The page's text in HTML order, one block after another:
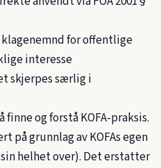
for offentlige
interesse
skjerpes særlig i
og forstå KOFA-praksis.
på grunnlag av KOFAs egen
helhet over). Det erstatter